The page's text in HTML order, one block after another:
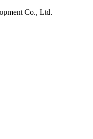
Co., Ltd.